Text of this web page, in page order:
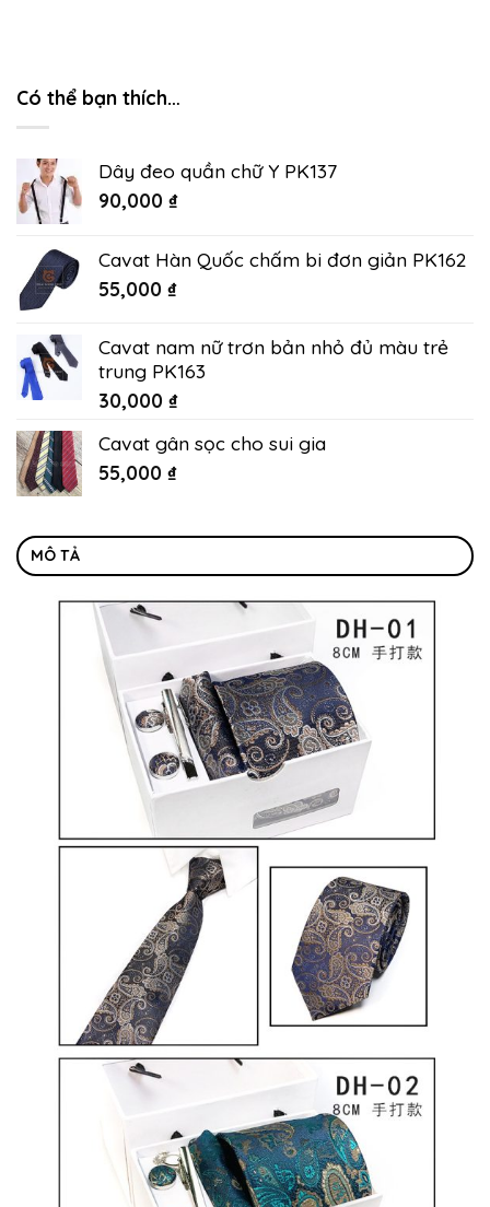
Có thể bạn thích…
Dây đeo quần chữ Y PK137
90,000 ₫
Cavat Hàn Quốc chấm bi đơn giản PK162
55,000 ₫
Cavat nam nữ trơn bản nhỏ đủ màu trẻ
trung PK163
30,000 ₫
Cavat gân sọc cho sui gia
55,000 ₫
MÔ TẢ